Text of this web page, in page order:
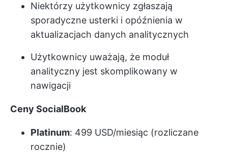
Niektórzy użytkownicy zgłaszają
sporadyczne usterki i opóźnienia w
aktualizacjach danych analitycznych
Użytkownicy uważają, że moduł
analityczny jest skomplikowany w
nawigacji
Ceny SocialBook
Platinum: 499 USD/miesiąc (rozliczane
rocznie)